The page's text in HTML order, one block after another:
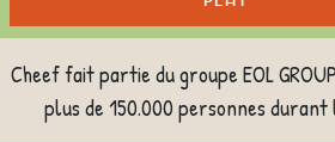
Cheef fait partie du groupe EOL
plus de 150.000 personnes